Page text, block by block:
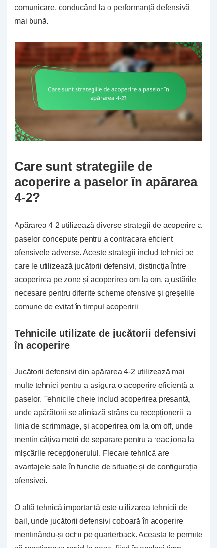
comunicare, conducând la o performanță defensivă
mai bună.
Care sunt strategiile de
acoperire a paselor în apărarea
4-2?
Apărarea 4-2 utilizează diverse strategii de acoperire a
paselor concepute pentru a contracara eficient
ofensivele adverse. Aceste strategii includ tehnici pe
care le utilizează jucătorii defensivi, distincția între
acoperirea pe zone și acoperirea om la om, ajustările
necesare pentru diferite scheme ofensive și greșelile
comune de evitat în timpul acoperirii.
Tehnicile utilizate de jucătorii defensivi
în acoperire
Jucătorii defensivi din apărarea 4-2 utilizează mai
multe tehnici pentru a asigura o acoperire eficientă a
paselor. Tehnicile cheie includ acoperirea presantă,
unde apărătorii se aliniază strâns cu recepționerii la
linia de scrimmage, și acoperirea om la om off, unde
mențin câțiva metri de separare pentru a reacționa la
mișcările recepționerului. Fiecare tehnică are
avantajele sale în funcție de situație și de configurația
ofensivei.
O altă tehnică importantă este utilizarea tehnicii de
bail, unde jucătorii defensivi coboară în acoperire
menținându-și ochii pe quarterback. Aceasta le permite